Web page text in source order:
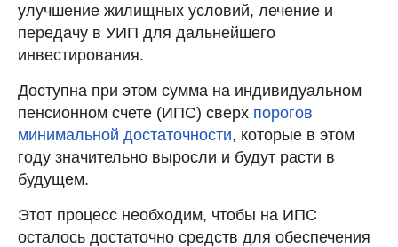
улучшение жилищных условий, лечение и
передачу в УИП для дальнейшего
инвестирования.
Доступна при этом сумма на индивидуальном
пенсионном счете (ИПС) сверх порогов
минимальной достаточности, которые в этом
году значительно выросли и будут расти в
будущем.
Этот процесс необходим, чтобы на ИПС
осталось достаточно средств для обеспечения